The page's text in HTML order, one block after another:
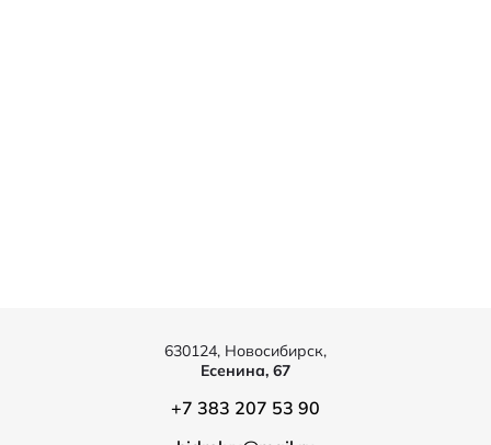
630124, Новосибирск,
Есенина, 67
+7 383 207 53 90